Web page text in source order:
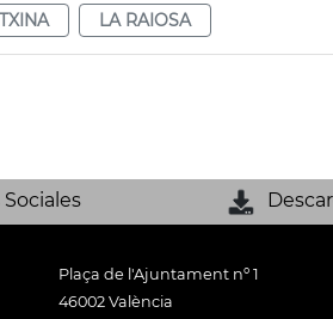
LA RAIOSA
Plaça de l'Ajuntament nº 1
46002 València